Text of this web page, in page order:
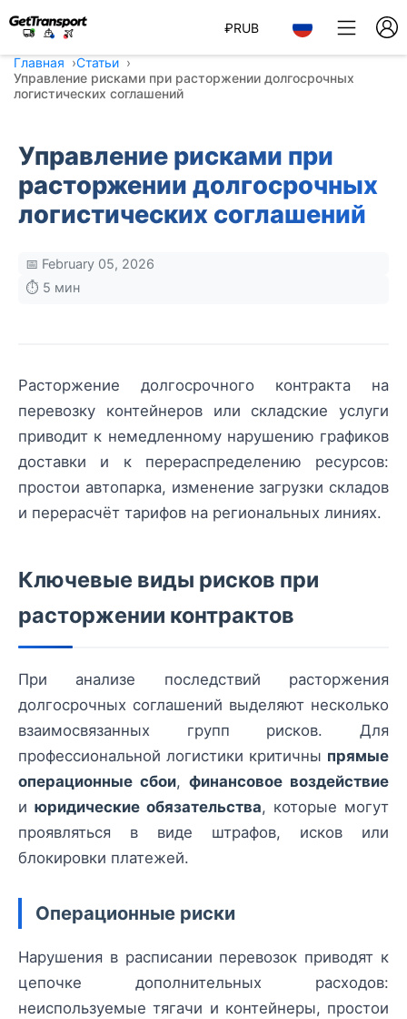
₽RUB
Главная
Статьи
Управление рисками при расторжении долгосрочных
логистических соглашений
Управление рисками при
расторжении долгосрочных
логистических соглашений
📅 February 05, 2026
⏱️ 5 мин
Расторжение долгосрочного контракта на
перевозку контейнеров или складские услуги
приводит к немедленному нарушению графиков
доставки и к перераспределению ресурсов:
простои автопарка, изменение загрузки складов
и перерасчёт тарифов на региональных линиях.
Ключевые виды рисков при
расторжении контрактов
При анализе последствий расторжения
долгосрочных соглашений выделяют несколько
взаимосвязанных групп рисков. Для
профессиональной логистики критичны прямые
операционные сбои, финансовое воздействие
и юридические обязательства, которые могут
проявляться в виде штрафов, исков или
блокировки платежей.
Операционные риски
Нарушения в расписании перевозок приводят к
цепочке дополнительных расходов:
неиспользуемые тягачи и контейнеры, простои